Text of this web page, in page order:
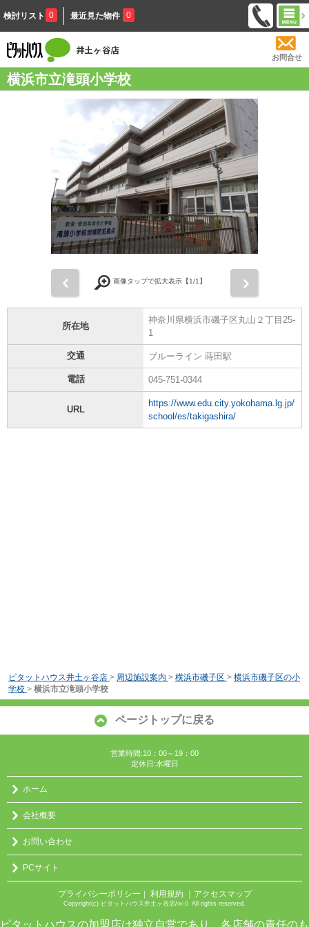
検討リスト 0 最近見た物件 0
お問合せ
横浜市立滝頭小学校
画像タップで拡大表示【1/1】
所在地
神奈川県横浜市磯子区丸山２丁目25-
1
交通 ブルーライン 蒔田駅
電話 045-751-0344
URL
https://www.edu.city.yokohama.lg.jp/
school/es/takigashira/
ピタットハウス井土ヶ谷店 > 周辺施設案内 > 横浜市磯子区 > 横浜市磯子区の小
学校 > 横浜市立滝頭小学校
ページトップに戻る
営業時間:10：00～19：00
定休日:水曜日
ホーム
会社概要
お問い合わせ
PCサイト
プライバシーポリシー ｜ 利用規約 ｜アクセスマップ
Copyright(c) ピタットハウス井土ヶ谷店/㈱０ All rights reserved.
ピタットハウスの加盟店は独立自営であり、各店舗の責任のも